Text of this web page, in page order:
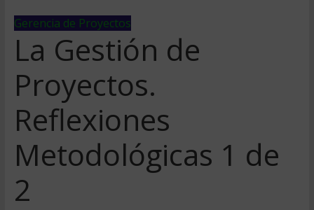
Gerencia de Proyectos
La Gestión de
Proyectos.
Reflexiones
Metodológicas 1 de
2